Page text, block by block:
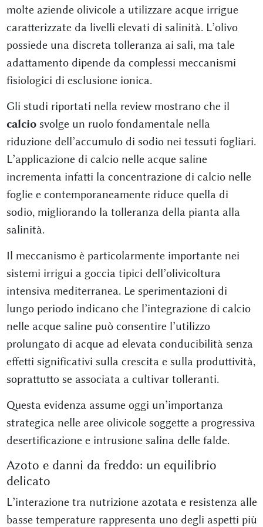
molte aziende olivicole a utilizzare acque irrigue
caratterizzate da livelli elevati di salinità. L’olivo
possiede una discreta tolleranza ai sali, ma tale
adattamento dipende da complessi meccanismi
fisiologici di esclusione ionica.
Gli studi riportati nella review mostrano che il
calciosvolge un ruolo fondamentale nella
riduzione dell’accumulo di sodio nei tessuti fogliari.
L’applicazione di calcio nelle acque saline
incrementa infatti la concentrazione di calcio nelle
foglie e contemporaneamente riduce quella di
sodio, migliorando la tolleranza della pianta alla
salinità.
Il meccanismo è particolarmente importante nei
sistemi irrigui a goccia tipici dell’olivicoltura
intensiva mediterranea. Le sperimentazioni di
lungo periodo indicano che l’integrazione di calcio
nelle acque saline può consentire l’utilizzo
prolungato di acque ad elevata conducibilità senza
effetti significativi sulla crescita e sulla produttività,
soprattutto se associata a cultivar tolleranti.
Questa evidenza assume oggi un’importanza
strategica nelle aree olivicole soggette a progressiva
desertificazione e intrusione salina delle falde.
Azoto e danni da freddo: un equilibrio
delicato
L’interazione tra nutrizione azotata e resistenza alle
basse temperature rappresenta uno degli aspetti più